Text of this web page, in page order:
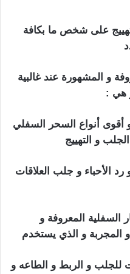
على شخص ما بكافة
و المشهورة عند غالبية
هي :
أقوى أنواع السحر السفلي
و التهييج
الأحباء و جلب العلاقات
السفلية المعروفة و
و المجربة و الذي يستخدم
للجلب و الربط و الطاعه و